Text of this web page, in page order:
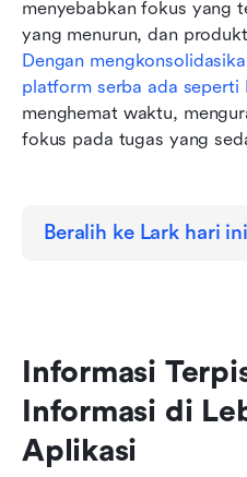
menyebabkan fokus yang
Dengan
platform serba ada seperti
menghemat waktu,
fokus pada tugas yang
Beralih ke Lark hari ini
Informasi
Informasi di
Aplikasi